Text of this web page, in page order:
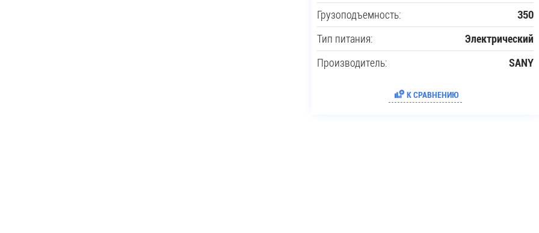
Грузоподъемность: 350
Тип питания: Электрический
Производитель: SANY
К СРАВНЕНИЮ